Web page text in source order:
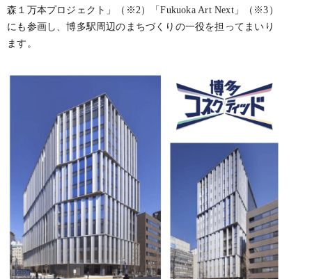
森１万本プロジェクト」（※2）「Fukuoka Art Next」（※3）
にも参画し、博多駅周辺のまちづくりの一役を担ってまいり
ます。